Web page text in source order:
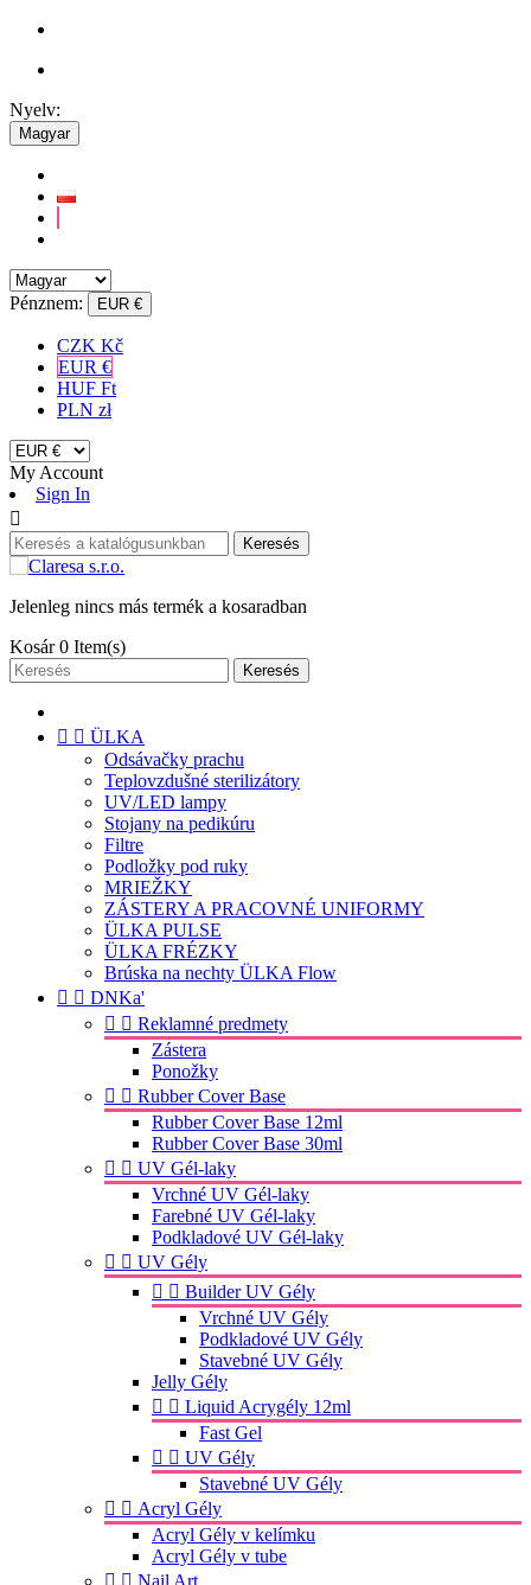
Nyelv:
Magyar
Pénznem: EUR €
CZK Kč
EUR €
HUF Ft
PLN zł
My Account
Sign In

Keresés
Jelenleg nincs más termék a kosaradban
Kosár 0 Item(s)
Keresés
  ÜLKA
Odsávačky prachu
Teplovzdušné sterilizátory
UV/LED lampy
Stojany na pedikúru
Filtre
Podložky pod ruky
MRIEŽKY
ZÁSTERY A PRACOVNÉ UNIFORMY
ÜLKA PULSE
ÜLKA FRÉZKY
Brúska na nechty ÜLKA Flow
  DNKa'
  Reklamné predmety
Zástera
Ponožky
  Rubber Cover Base
Rubber Cover Base 12ml
Rubber Cover Base 30ml
  UV Gél-laky
Vrchné UV Gél-laky
Farebné UV Gél-laky
Podkladové UV Gél-laky
  UV Gély
  Builder UV Gély
Vrchné UV Gély
Podkladové UV Gély
Stavebné UV Gély
Jelly Gély
  Liquid Acrygély 12ml
Fast Gel
  UV Gély
Stavebné UV Gély
  Acryl Gély
Acryl Gély v kelímku
Acryl Gély v tube
  Nail Art